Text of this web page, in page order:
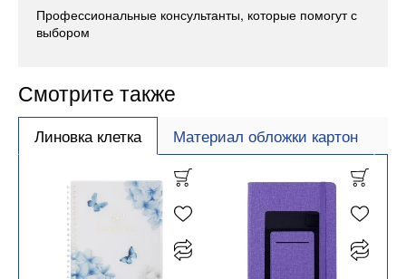
Профессиональные консультанты, которые помогут с
выбором
Смотрите также
Линовка клетка Материал обложки картон